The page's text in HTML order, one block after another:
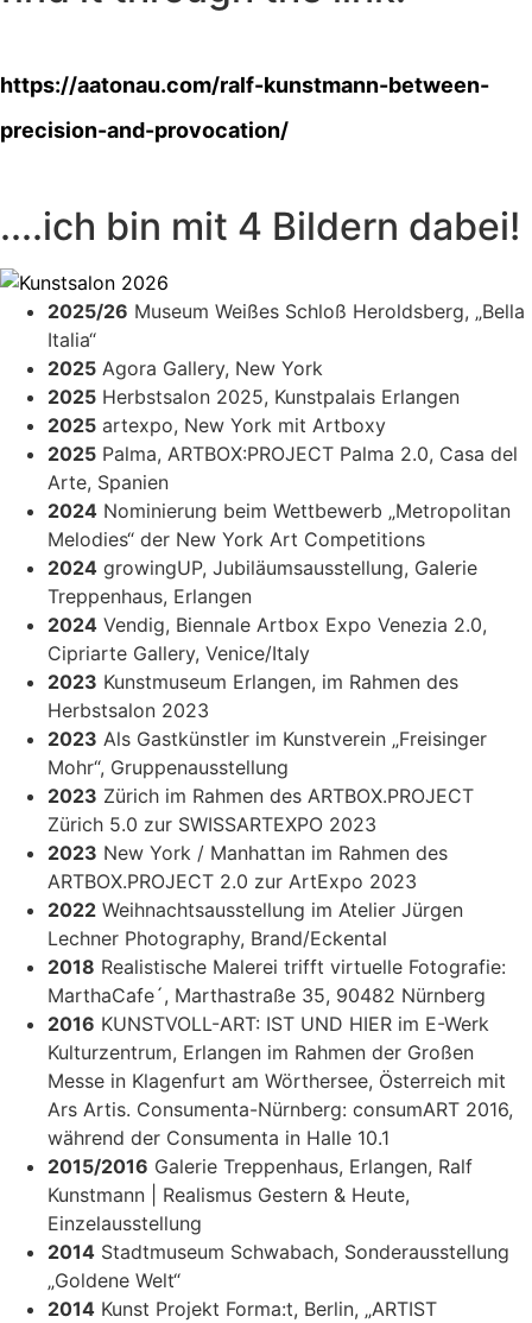
https://aatonau.com/ralf-kunstmann-between-
precision-and-provocation/
....ich bin mit 4 Bildern dabei!
2025/26 Museum Weißes Schloß Heroldsberg, „Bella
Italia“
2025 Agora Gallery, New York
2025 Herbstsalon 2025, Kunstpalais Erlangen
2025 artexpo, New York mit Artboxy
2025 Palma, ARTBOX:PROJECT Palma 2.0, Casa del
Arte, Spanien
2024 Nominierung beim Wettbewerb „Metropolitan
Melodies“ der New York Art Competitions
2024 growingUP, Jubiläumsausstellung, Galerie
Treppenhaus, Erlangen
2024 Vendig, Biennale Artbox Expo Venezia 2.0,
Cipriarte Gallery, Venice/Italy
2023 Kunstmuseum Erlangen, im Rahmen des
Herbstsalon 2023
2023 Als Gastkünstler im Kunstverein „Freisinger
Mohr“, Gruppenausstellung
2023 Zürich im Rahmen des ARTBOX.PROJECT
Zürich 5.0 zur SWISSARTEXPO 2023
2023 New York / Manhattan im Rahmen des
ARTBOX.PROJECT 2.0 zur ArtExpo 2023
2022 Weihnachtsausstellung im Atelier Jürgen
Lechner Photography, Brand/Eckental
2018 Realistische Malerei trifft virtuelle Fotografie:
MarthaCafe´, Marthastraße 35, 90482 Nürnberg
2016 KUNSTVOLL-ART: IST UND HIER im E-Werk
Kulturzentrum, Erlangen im Rahmen der Großen
Messe in Klagenfurt am Wörthersee, Österreich mit
Ars Artis. Consumenta-Nürnberg: consumART 2016,
während der Consumenta in Halle 10.1
2015/2016 Galerie Treppenhaus, Erlangen, Ralf
Kunstmann | Realismus Gestern & Heute,
Einzelausstellung
2014 Stadtmuseum Schwabach, Sonderausstellung
„Goldene Welt“
2014 Kunst Projekt Forma:t, Berlin, „ARTIST